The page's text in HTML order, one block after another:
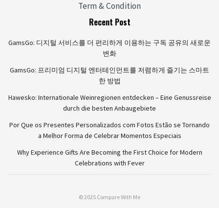
Term & Condition
Recent Post
GamsGo: 디지털 서비스를 더 편리하게 이용하는 구독 공유의 새로운
변화
GamsGo: 프리미엄 디지털 엔터테인먼트를 저렴하게 즐기는 스마트
한 방법
Hawesko: Internationale Weinregionen entdecken – Eine Genussreise
durch die besten Anbaugebiete
Por Que os Presentes Personalizados com Fotos Estão se Tornando
a Melhor Forma de Celebrar Momentos Especiais
Why Experience Gifts Are Becoming the First Choice for Modern
Celebrations with Fever
© 2025 Compare With Me